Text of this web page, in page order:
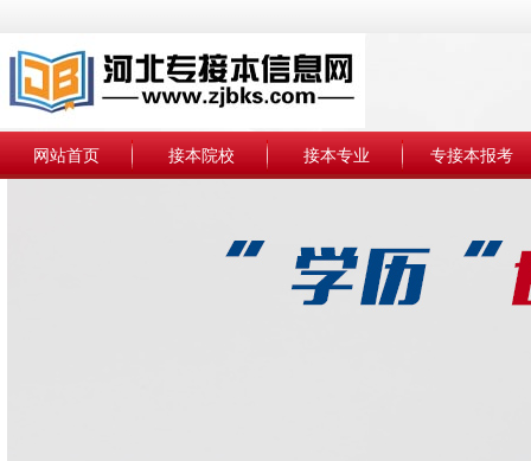
网站首页 接本院校 接本专业 专接本报考